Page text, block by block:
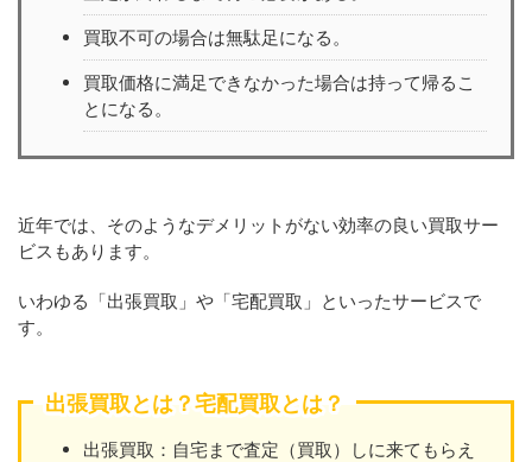
買取不可の場合は無駄足になる。
買取価格に満足できなかった場合は持って帰るこ
とになる。
近年では、そのようなデメリットがない効率の良い買取サー
ビスもあります。
いわゆる「出張買取」や「宅配買取」といったサービスで
す。
出張買取とは？宅配買取とは？
出張買取：自宅まで査定（買取）しに来てもらえ